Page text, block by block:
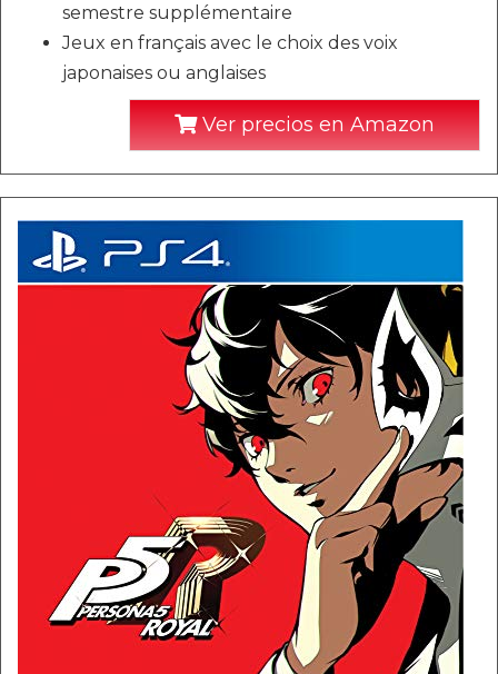
semestre supplémentaire
Jeux en français avec le choix des voix
japonaises ou anglaises
Ver precios en Amazon